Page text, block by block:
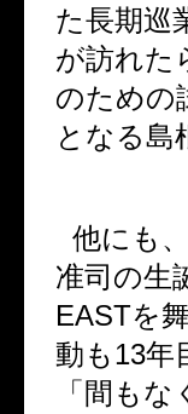
た長期巡
が訪れた
のための
となる島
他にも、
准司の生
EASTを
動も13年
「間も